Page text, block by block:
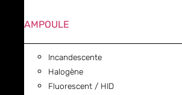
AMPOULE
Incandescente
Halogène
Fluorescent / HID